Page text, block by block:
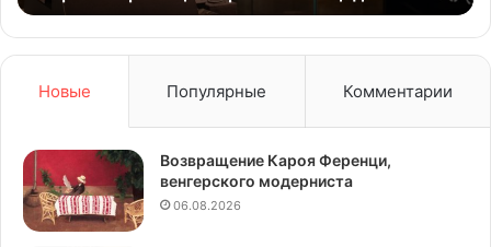
Новые Популярные Комментарии
Возвращение Кароя Ференци,
венгерского модерниста
06.08.2026